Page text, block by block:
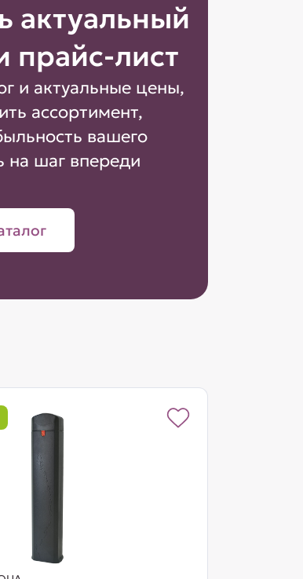
актуальный
прайс-лист
и актуальные цены,
ассортимент,
вашего
на шаг впереди